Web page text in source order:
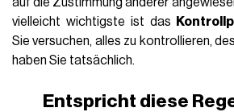
vielleicht wichtigste ist das
Sie versuchen, alles zu kontrollieren,
haben Sie tatsächlich.
Entspricht diese